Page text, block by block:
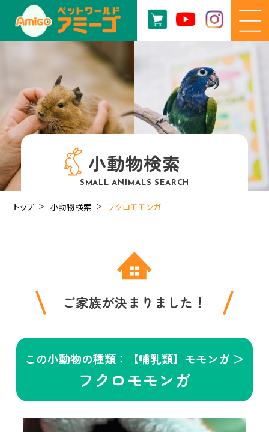
小動物検索
SMALL ANIMALS SEARCH
トップ 小動物検索 フクロモモンガ
ご家族が決まりました！
この小動物の種類：【哺乳類】モモンガ ＞
フクロモモンガ